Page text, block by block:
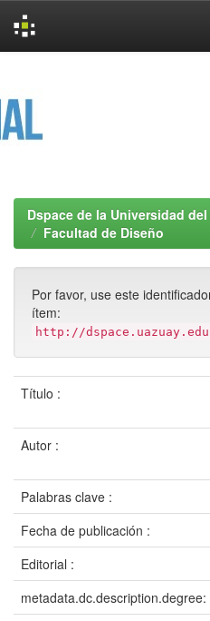
Dspace de la Universidad
Facultad de Diseño
Por favor, use este
ítem:
http://
Título :
Autor :
Palabras clave :
Fecha de publicación :
Editorial :
metadata.dc.description.degree: